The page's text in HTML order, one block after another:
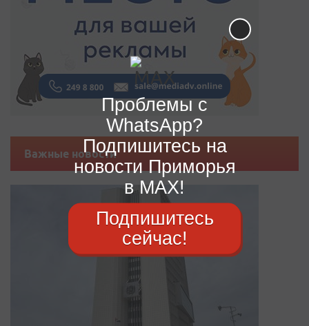
Важные новости
Проблемы с
WhatsApp?
Подпишитесь на
новости Приморья
в MAX!
Подпишитесь
сейчас!